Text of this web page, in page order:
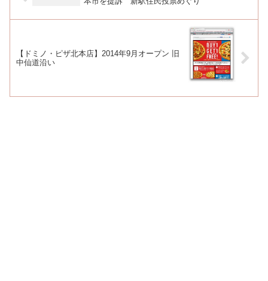
【ドミノ・ピザ北本店】2014年9月オープン 旧
中仙道沿い